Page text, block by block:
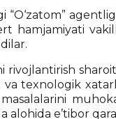
texnologik
alohida e’tibor